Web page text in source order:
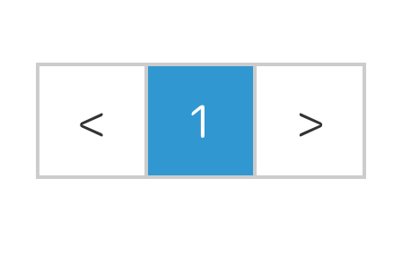
< 1 >